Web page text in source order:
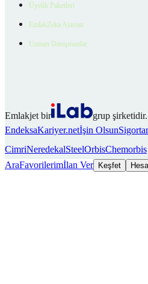
Üyelik Paketleri
EmlakZeka Asistan
Uzman Danışmanlar
Emlakjet bir
grup şirketidir.
EndeksaKariyer.netİşin Olsun
CimriNeredekalSteelOrbisChemorbis
AraFavorilerimİlan Ver Keşfet